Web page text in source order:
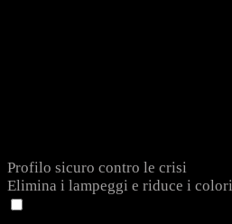
Profilo sicuro contro le crisi
Elimina i lampeggi e riduce i colori